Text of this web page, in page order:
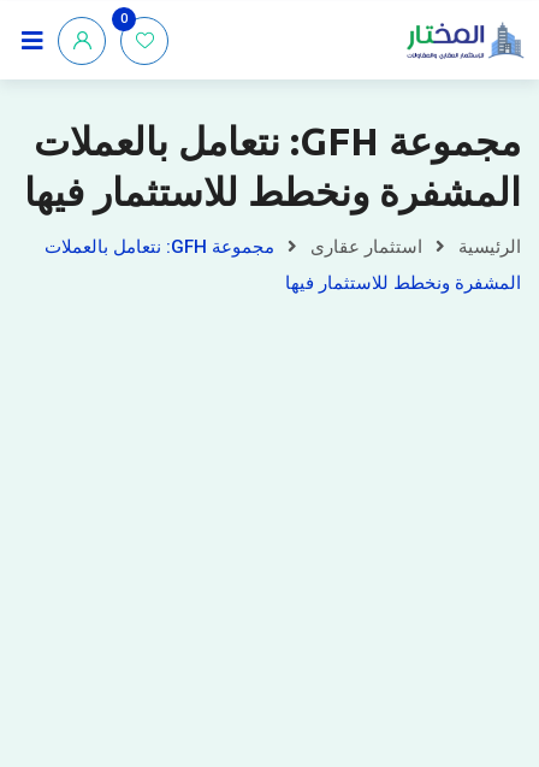
0
مجموعة GFH: نتعامل بالعملات
المشفرة ونخطط للاستثمار فيها
الرئيسية استثمار عقارى
مجموعة GFH: نتعامل بالعملات
المشفرة ونخطط للاستثمار فيها